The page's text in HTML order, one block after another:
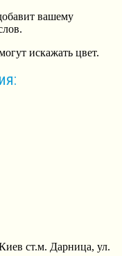
вашему
искажать цвет.
ст.м. Дарница, ул.